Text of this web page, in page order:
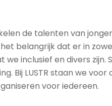
de talenten van
belangrijk dat er in
inclusief en divers zijn.
Bij LUSTR staan we
voor iedereen.